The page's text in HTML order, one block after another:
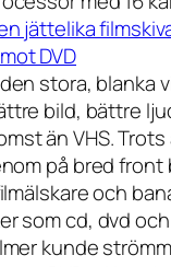
jättelika
DVD
stora, blanka
bild, bättre
än VHS.
på bred front
och
som cd, dvd
kunde